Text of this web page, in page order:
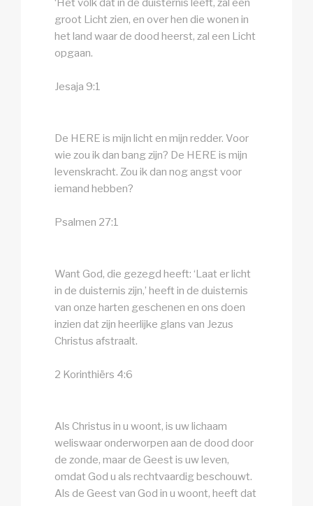
‘Het volk dat in de duisternis leeft, zal een
groot Licht zien, en over hen die wonen in
het land waar de dood heerst, zal een Licht
opgaan.
Jesaja 9:1
De HERE is mijn licht en mijn redder. Voor
wie zou ik dan bang zijn? De HERE is mijn
levenskracht. Zou ik dan nog angst voor
iemand hebben?
Psalmen 27:1
Want God, die gezegd heeft: ‘Laat er licht
in de duisternis zijn,’ heeft in de duisternis
van onze harten geschenen en ons doen
inzien dat zijn heerlijke glans van Jezus
Christus afstraalt.
2 Korinthiërs 4:6
Als Christus in u woont, is uw lichaam
weliswaar onderworpen aan de dood door
de zonde, maar de Geest is uw leven,
omdat God u als rechtvaardig beschouwt.
Als de Geest van God in u woont, heeft dat